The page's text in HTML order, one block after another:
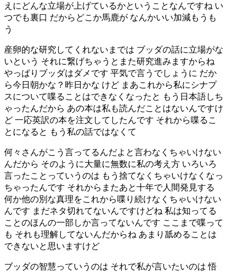
えにどんな立場が上げているかということなんですね い
つでも裏口 だからどこか馬鹿が なんかいい加減もうも
う
産卵的な研究してくれないまでは ブッダの話に立場がな
いという それに繋げちゃうとまた研究進みますからね
やっぱりブッダはダメです 平気で言うでしょうに だか
ら今日朝かな？昨日かな けど まあこれから私にシナプ
スについて喋ることはできなくなったと もう日本語しち
ゃったんだから あの本は私も読んだことはないんですけ
ど 一応英訳の本を注文してしたんです それから喋るこ
とになると もう私の話ではなくて
何々さんがこう言ってるんだよと言わなくちゃいけない
んだから そのように大量に無数に私の考え方 いろいろ
言ったことっていうのは もう捨てなくちゃいけなくなっ
ちゃったんです それからまたあと十年で人間発見する
何か他の別な真理をこれから喋り続けなくちゃいけない
んです まだネタ切れてないんですけどね 私は知ってる
ことのほんの一部しか言ってないんです ここまで喋って
も それも理解してないんだからね あまり舐めることは
できないと思いますけど
ブッダの智慧っていうのは それで私が言いたいのは 悟